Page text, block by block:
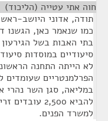
חוה אתי עטייה (הליכוד)
תודה, אדוני היושב-
כמו שנאמר כאן, הגשנו
בתי האבות בשל
סיעודיים במוסדות
לא הייתה התחנה
הפרלמנטריים
במליאה, סגן השר נהרי
להביא 2,500
למשרד הפנים.